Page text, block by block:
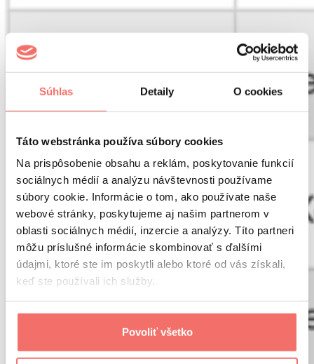
Súhlas Detaily O cookies
Táto webstránka používa súbory cookies
Na prispôsobenie obsahu a reklám, poskytovanie funkcií
sociálnych médií a analýzu návštevnosti používame
súbory cookie. Informácie o tom, ako používate naše
webové stránky, poskytujeme aj našim partnerom v
oblasti sociálnych médií, inzercie a analýzy. Títo partneri
môžu príslušné informácie skombinovať s ďalšími
údajmi, ktoré ste im poskytli alebo ktoré od vás získali,
keď ste používali ich služby.
Povoliť všetko